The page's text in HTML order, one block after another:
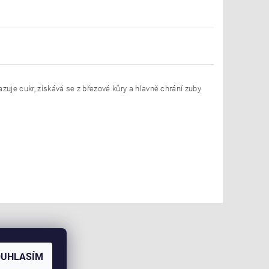
cukr, získává se z březové kůry a hlavně chrání zuby